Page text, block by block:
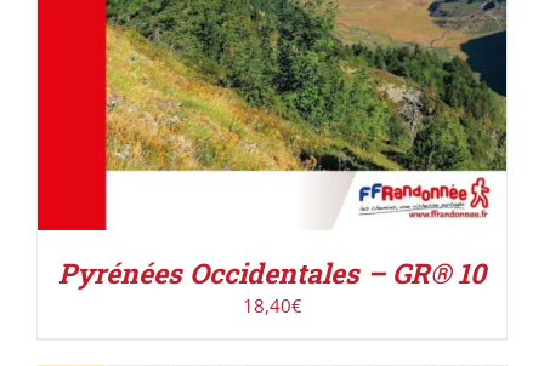
Pyrénées Occidentales – GR® 10
18,40€